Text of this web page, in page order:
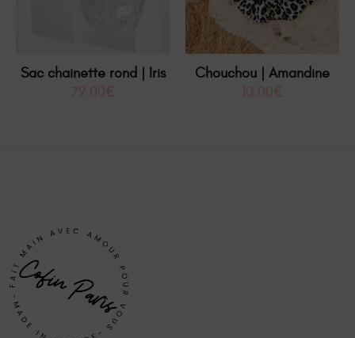
Sac chainette rond | Iris
79.00€
Chouchou | Amandine
10.00€